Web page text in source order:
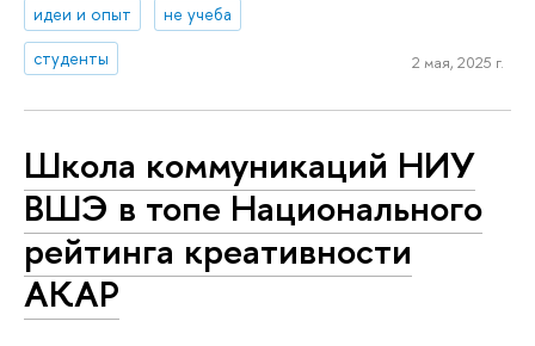
идеи и опыт
не учеба
студенты
2 мая, 2025 г.
Школа коммуникаций НИУ
ВШЭ в топе Национального
рейтинга креативности
АКАР